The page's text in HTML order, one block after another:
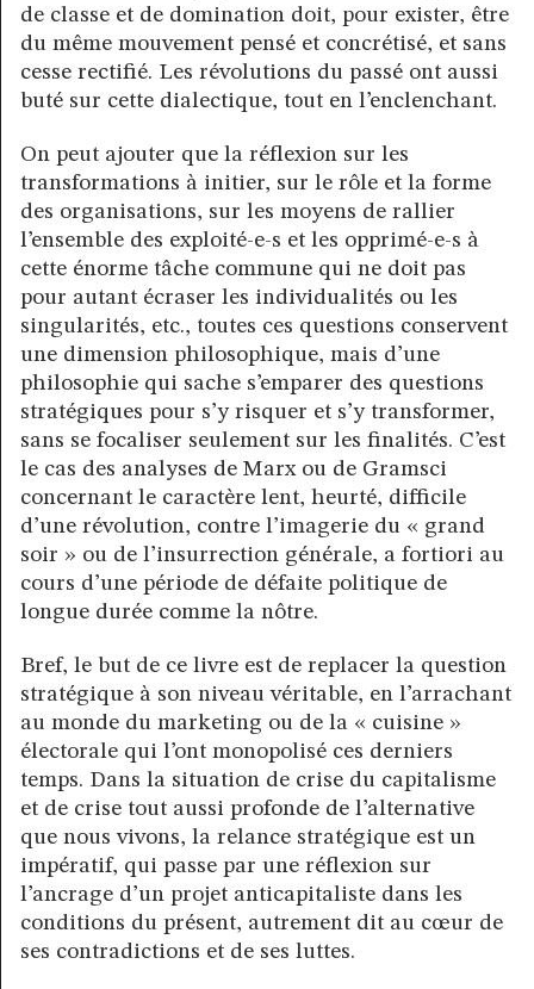
de classe et de domination doit, pour exister, être
du même mouvement pensé et concrétisé, et sans
cesse rectifié. Les révolutions du passé ont aussi
buté sur cette dialectique, tout en l’enclenchant.
On peut ajouter que la réflexion sur les
transformations à initier, sur le rôle et la forme
des organisations, sur les moyens de rallier
l’ensemble des exploité-e-s et les opprimé-e-s à
cette énorme tâche commune qui ne doit pas
pour autant écraser les individualités ou les
singularités, etc., toutes ces questions conservent
une dimension philosophique, mais d’une
philosophie qui sache s’emparer des questions
stratégiques pour s’y risquer et s’y transformer,
sans se focaliser seulement sur les finalités. C’est
le cas des analyses de Marx ou de Gramsci
concernant le caractère lent, heurté, difficile
d’une révolution, contre l’imagerie du « grand
soir » ou de l’insurrection générale, a fortiori au
cours d’une période de défaite politique de
longue durée comme la nôtre.
Bref, le but de ce livre est de replacer la question
stratégique à son niveau véritable, en l’arrachant
au monde du marketing ou de la « cuisine »
électorale qui l’ont monopolisé ces derniers
temps. Dans la situation de crise du capitalisme
et de crise tout aussi profonde de l’alternative
que nous vivons, la relance stratégique est un
impératif, qui passe par une réflexion sur
l’ancrage d’un projet anticapitaliste dans les
conditions du présent, autrement dit au cœur de
ses contradictions et de ses luttes.